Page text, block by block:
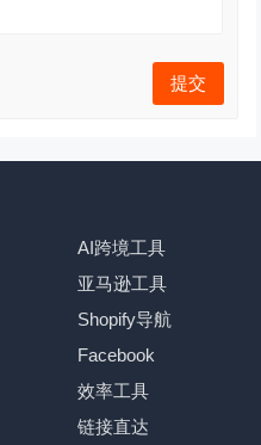
AI跨境工具
亚马逊工具
Shopify导航
Facebook
效率工具
链接直达